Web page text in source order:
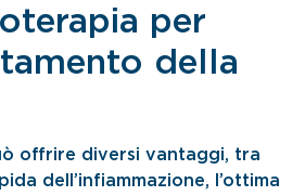
per
della
offrire diversi vantaggi, tra
dell’infiammazione, l’ottima